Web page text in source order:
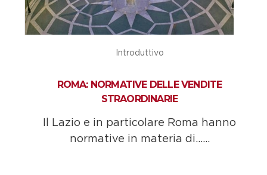
Introduttivo
ROMA: NORMATIVE DELLE VENDITE
STRAORDINARIE
Il Lazio e in particolare Roma hanno
normative in materia di......